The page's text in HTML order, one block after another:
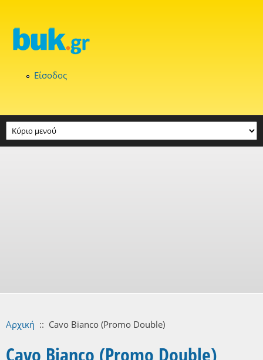
Είσοδος
Αρχική :: Cavo Bianco (Promo Double)
Cavo Bianco (Promo Double)